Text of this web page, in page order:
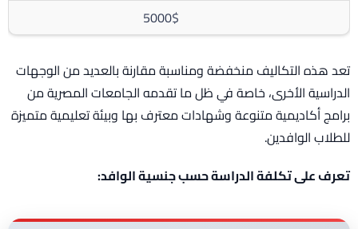
5000$
تعد هذه التكاليف منخفضة ومناسبة مقارنة بالعديد من الوجهات
الدراسية الأخرى، خاصة في ظل ما تقدمه الجامعات المصرية من
برامج أكاديمية متنوعة وشهادات معترف بها وبيئة تعليمية متميزة
للطلاب الوافدين.
تعرف على تكلفة الدراسة حسب جنسية الوافد: